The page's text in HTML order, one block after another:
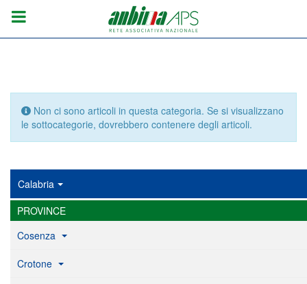
Info
Non ci sono articoli in questa categoria. Se si visualizzano
le sottocategorie, dovrebbero contenere degli articoli.
Calabria
PROVINCE
Cosenza
Crotone